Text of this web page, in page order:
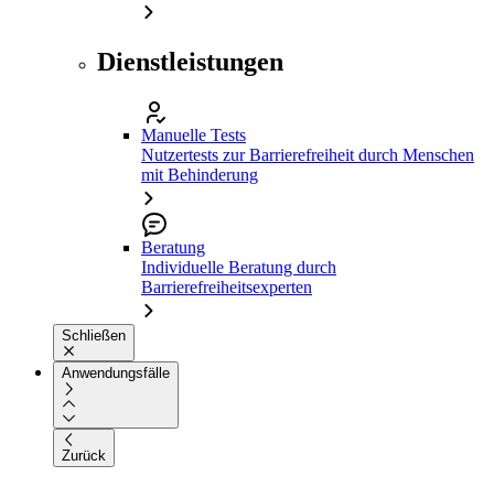
Dienstleistungen
Manuelle Tests
Nutzertests zur Barrierefreiheit durch Menschen
mit Behinderung
Beratung
Individuelle Beratung durch
Barrierefreiheitsexperten
Schließen
Anwendungsfälle
Zurück